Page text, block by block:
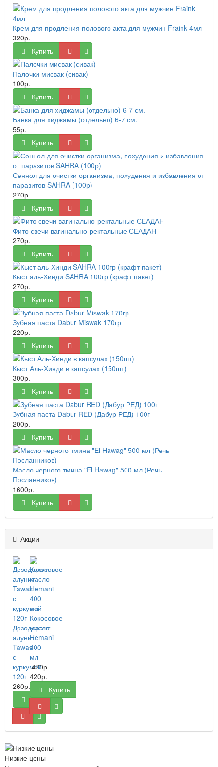
Крем для продления полового акта для мужчин Fraink 4мл
320р.
Купить
Палочки мисвак (сивак)
100р.
Купить
Банка для хиджамы (отдельно) 6-7 см.
55р.
Купить
Сеннол для очистки организма, похудения и избавления от
паразитов SAHRA (100р)
270р.
Купить
Фито свечи вагинально-ректальные СЕАДАН
270р.
Купить
Кыст аль-Хинди SAHRA 100гр (крафт пакет)
270р.
Купить
Зубная паста Dabur Miswak 170гр
220р.
Купить
Кыст Аль-Хинди в капсулах (150шт)
300р.
Купить
Зубная паста Dabur RED (Дабур РЕД) 100г
200р.
Купить
Масло черного тмина "El Hawag" 500 мл (Речь
Посланников)
1600р.
Купить
Акции
Дезодорант
алунит
Tawas
с
куркумой
120г
260р.
Купить
Кокосовое
масло
Hemani
400
мл
470р.
420р.
Купить
Низкие цены